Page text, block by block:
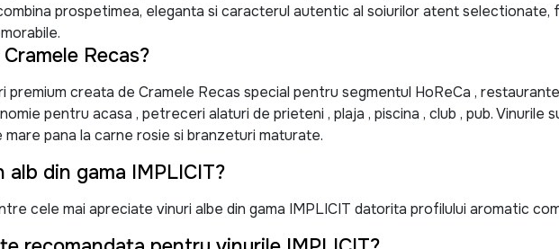
prospetimea, eleganta si caracterul autentic al soiurilor atent
Recas?
creata de Cramele Recas special pentru segmentul HoReCa ,
pentru acasa , petreceri alaturi de prieteni , plaja , piscina , club , pub.
pana la carne rosie si branzeturi maturate.
din gama IMPLICIT?
cele mai apreciate vinuri albe din gama IMPLICIT datorita profilului aromatic